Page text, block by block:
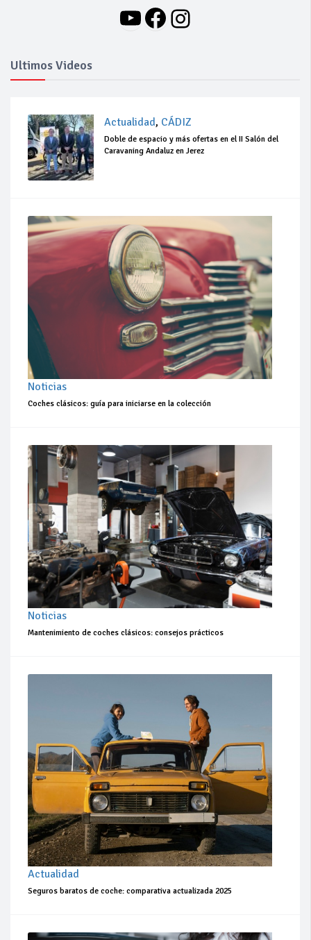
YouTube
Facebook
Instagram
Ultimos Videos
Actualidad, CÁDIZ
Doble de espacio y más ofertas en el II Salón del
Caravaning Andaluz en Jerez
Noticias
Coches clásicos: guía para iniciarse en la colección
Noticias
Mantenimiento de coches clásicos: consejos prácticos
Actualidad
Seguros baratos de coche: comparativa actualizada 2025